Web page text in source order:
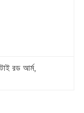
রড আর্ম,